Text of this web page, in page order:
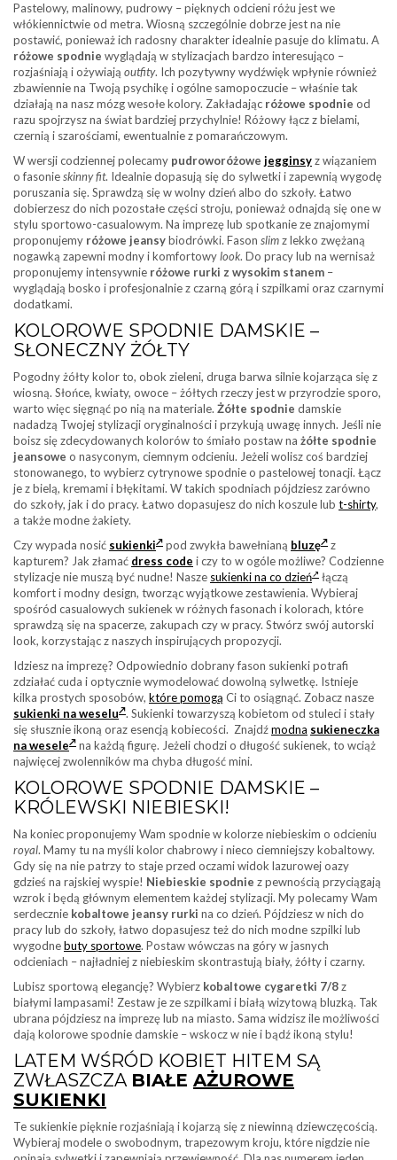
Pastelowy, malinowy, pudrowy – pięknych odcieni różu jest we
włókiennictwie od metra. Wiosną szczególnie dobrze jest na nie
postawić, ponieważ ich radosny charakter idealnie pasuje do klimatu. A
różowe spodnie wyglądają w stylizacjach bardzo interesująco –
rozjaśniają i ożywiają outfity. Ich pozytywny wydźwięk wpłynie również
zbawiennie na Twoją psychikę i ogólne samopoczucie – właśnie tak
działają na nasz mózg wesołe kolory. Zakładając różowe spodnie od
razu spojrzysz na świat bardziej przychylnie! Różowy łącz z bielami,
czernią i szarościami, ewentualnie z pomarańczowym.
W wersji codziennej polecamy pudroworóżowe jegginsyz wiązaniem
o fasonieskinny fit. Idealnie dopasują się do sylwetki i zapewnią wygodę
poruszania się. Sprawdzą się w wolny dzień albo do szkoły. Łatwo
dobierzesz do nich pozostałe części stroju, ponieważ odnajdą się one w
stylu sportowo-casualowym. Na imprezę lub spotkanie ze znajomymi
proponujemy różowe jeansybiodrówki. Fason slimz lekko zwężaną
nogawką zapewni modny i komfortowylook. Do pracy lub na wernisaż
proponujemy intensywnie różowe rurki z wysokim stanem –
wyglądają bosko i profesjonalnie z czarną górą i szpilkami oraz czarnymi
dodatkami.
KOLOROWE SPODNIE DAMSKIE –
SŁONECZNY ŻÓŁTY
Pogodny żółty kolor to, obok zieleni, druga barwa silnie kojarząca się z
wiosną. Słońce, kwiaty, owoce – żółtych rzeczy jest w przyrodzie sporo,
warto więc sięgnąć po nią na materiale. Żółte spodnie damskie
nadadzą Twojej stylizacji oryginalności i przykują uwagę innych. Jeśli nie
boisz się zdecydowanych kolorów to śmiało postaw na żółte spodnie
jeansowe o nasyconym, ciemnym odcieniu. Jeżeli wolisz coś bardziej
stonowanego, to wybierz cytrynowe spodnie o pastelowej tonacji. Łącz
je z bielą, kremami i błękitami. W takich spodniach pójdziesz zarówno
do szkoły, jak i do pracy. Łatwo dopasujesz do nich koszule lub t-shirty,
a także modne żakiety.
Czy wypada nosić sukienki pod zwykła bawełnianą bluzę
z
kapturem? Jak złamać dress code i czy to w ogóle możliwe? Codzienne
stylizacje nie muszą być nudne! Nasze sukienki na co dzień
łączą
komfort i modny design, tworząc wyjątkowe zestawienia. Wybieraj
spośród casualowych sukienek w różnych fasonach i kolorach, które
sprawdzą się na spacerze, zakupach czy w pracy. Stwórz swój autorski
look, korzystając z naszych inspirujących propozycji.
Idziesz na imprezę? Odpowiednio dobrany fason sukienki potrafi
zdziałać cuda i optycznie wymodelować dowolną sylwetkę. Istnieje
kilka prostych sposobów, które pomogą Ci to osiągnąć. Zobacz nasze
sukienki na weselu . Sukienki towarzyszą kobietom od stuleci i stały
się słusznie ikoną oraz esencją kobiecości. Znajdźmodna sukieneczka
na wesele
na każdą figurę. Jeżeli chodzi o długość sukienek, to wciąż
najwięcej zwolenników ma chyba długość mini.
KOLOROWE SPODNIE DAMSKIE –
KRÓLEWSKI NIEBIESKI!
Na koniec proponujemy Wam spodnie w kolorze niebieskim o odcieniu
royal. Mamy tu na myśli kolor chabrowy i nieco ciemniejszy kobaltowy.
Gdy się na nie patrzy to staje przed oczami widok lazurowej oazy
gdzieś na rajskiej wyspie! Niebieskie spodnie z pewnością przyciągają
wzrok i będą głównym elementem każdej stylizacji. My polecamy Wam
serdecznie kobaltowe jeansy rurki na co dzień. Pójdziesz w nich do
pracy lub do szkoły, łatwo dopasujesz też do nich modne szpilki lub
wygodnebuty sportowe. Postaw wówczas na góry w jasnych
odcieniach – najładniej z niebieskim skontrastują biały, żółty i czarny.
Lubisz sportową elegancję? Wybierz kobaltowe cygaretki 7/8z
białymi lampasami! Zestaw je ze szpilkami i białą wizytową bluzką. Tak
ubrana pójdziesz na imprezę lub na miasto. Sama widzisz ile możliwości
dają kolorowe spodnie damskie – wskocz w nie i bądź ikoną stylu!
LATEM WŚRÓD KOBIET HITEM SĄ
ZWŁASZCZA BIAŁE AŻUROWE
SUKIENKI
Te sukienkie pięknie rozjaśniają i kojarzą się z niewinną dziewczęcością.
Wybieraj modele o swobodnym, trapezowym kroju, które nigdzie nie